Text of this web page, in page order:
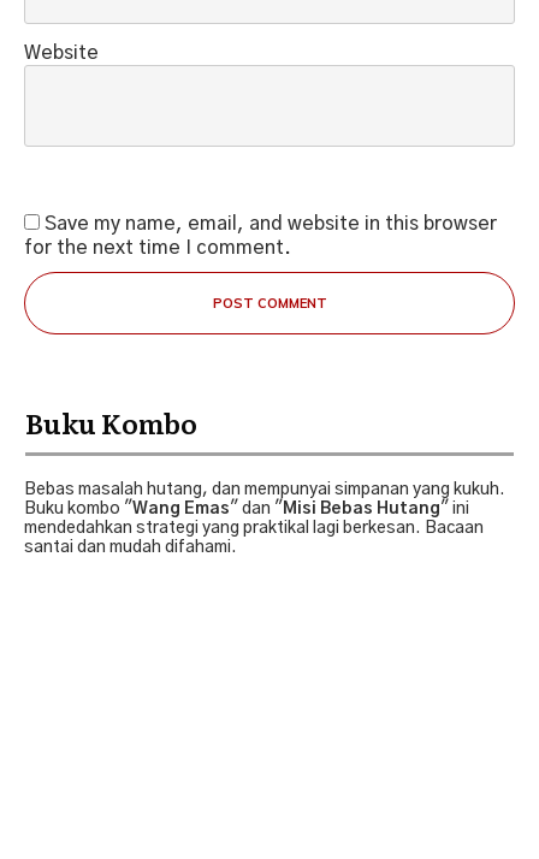
Website
Save my name, email, and website in this browser
for the next time I comment.
POST COMMENT
Buku Kombo
Bebas masalah hutang, dan mempunyai simpanan yang kukuh.
Buku kombo "Wang Emas" dan " Misi Bebas Hutang" ini
mendedahkan strategi yang praktikal lagi berkesan. Bacaan
santai dan mudah difahami.